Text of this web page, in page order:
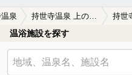
泉
温浴施設を探す